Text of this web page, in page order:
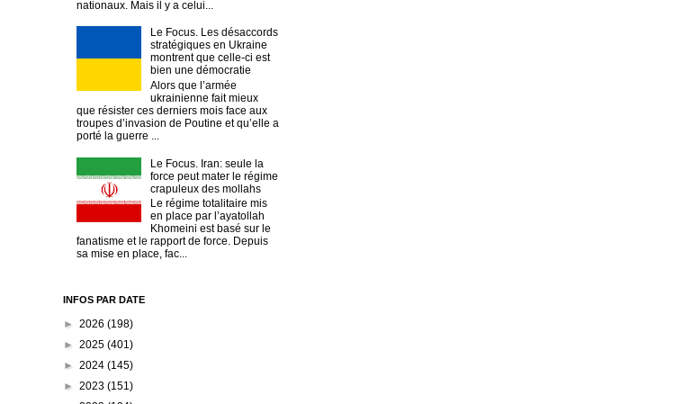
nationaux. Mais il y a celui...
Le Focus. Les désaccords
stratégiques en Ukraine
montrent que celle-ci est
bien une démocratie
Alors que l’armée
ukrainienne fait mieux
que résister ces derniers mois face aux
troupes d’invasion de Poutine et qu’elle a
porté la guerre ...
Le Focus. Iran: seule la
force peut mater le régime
crapuleux des mollahs
Le régime totalitaire mis
en place par l’ayatollah
Khomeini est basé sur le
fanatisme et le rapport de force. Depuis
sa mise en place, fac...
INFOS PAR DATE
► 2026 (198)
► 2025 (401)
► 2024 (145)
► 2023 (151)